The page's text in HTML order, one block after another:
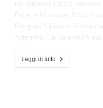
nei seguenti stati: El
Panama Honduras Belize
Paraguay Suriname
Argentina Cile Tailandia
Leggi di tutto